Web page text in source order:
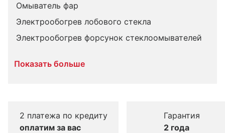
Омыватель фар
Электрообогрев лобового стекла
Электрообогрев форсунок стеклоомывателей
Показать больше
2 платежа по кредиту
оплатим за вас
Гарантия
2 года